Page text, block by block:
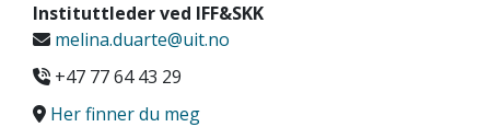
Instituttleder ved IFF&SKK
melina.duarte@uit.no
+47 77 64 43 29
Her finner du meg